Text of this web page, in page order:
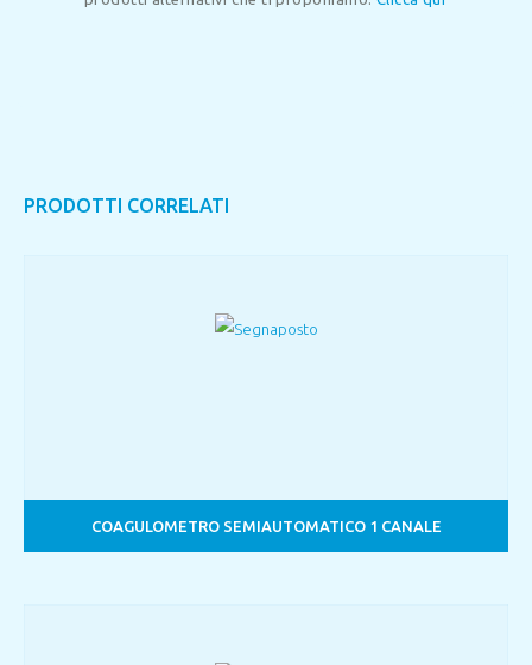
PRODOTTI CORRELATI
COAGULOMETRO SEMIAUTOMATICO 1 CANALE